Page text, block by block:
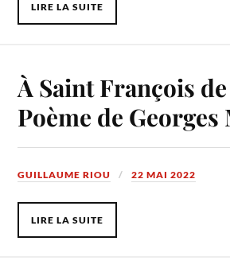
LIRE LA SUITE
À Saint François
Poème de
GUILLAUME RIOU 22 MAI 2022
LIRE LA SUITE